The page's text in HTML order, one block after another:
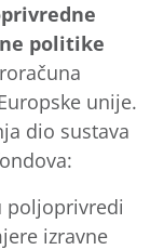
politike
unije.
dio sustava
poljoprivredi
izravne